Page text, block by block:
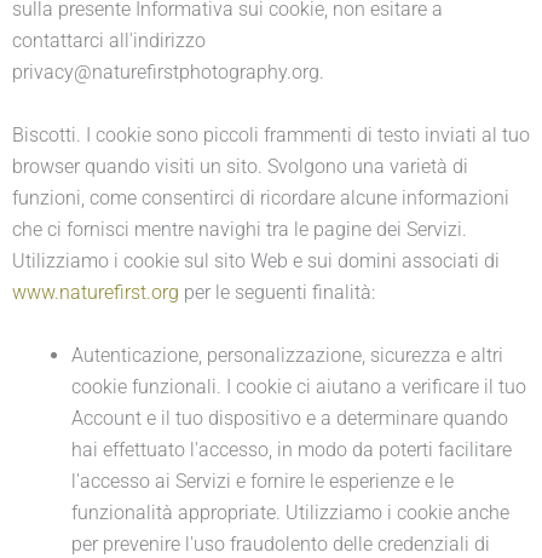
sulla presente Informativa sui cookie, non esitare a
contattarci all'indirizzo
privacy@naturefirstphotography.org.
Biscotti. I cookie sono piccoli frammenti di testo inviati al tuo
browser quando visiti un sito. Svolgono una varietà di
funzioni, come consentirci di ricordare alcune informazioni
che ci fornisci mentre navighi tra le pagine dei Servizi.
Utilizziamo i cookie sul sito Web e sui domini associati di
www.naturefirst.org per le seguenti finalità:
Autenticazione, personalizzazione, sicurezza e altri
cookie funzionali. I cookie ci aiutano a verificare il tuo
Account e il tuo dispositivo e a determinare quando
hai effettuato l'accesso, in modo da poterti facilitare
l'accesso ai Servizi e fornire le esperienze e le
funzionalità appropriate. Utilizziamo i cookie anche
per prevenire l'uso fraudolento delle credenziali di